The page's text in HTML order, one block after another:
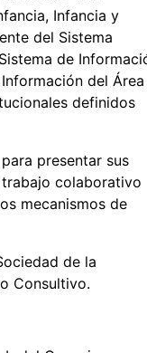
Infancia y
del Sistema
de
del Área
definidos
presentar sus
colaborativo
mecanismos de
de la
Consultivo.